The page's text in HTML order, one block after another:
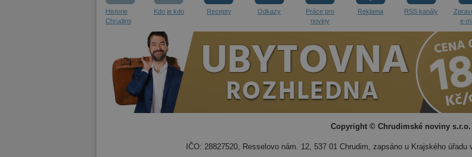
Historie
Chrudimi
Kdo je kdo Recepty Odkazy
Práce pro
noviny
Reklama RSS kanály
e-
Copyright © Chrudimské noviny s.r.o.
IČO: 28827520, Resselovo nám. 12, 537 01 Chrudim, zapsáno u Krajského